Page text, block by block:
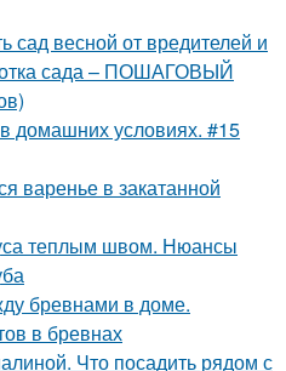
сад весной от вредителей и
сада – ПОШАГОВЫЙ
домашних условиях. #15
варенье в закатанной
теплым швом. Нюансы
бревнами в доме.
в бревнах
Что посадить рядом с